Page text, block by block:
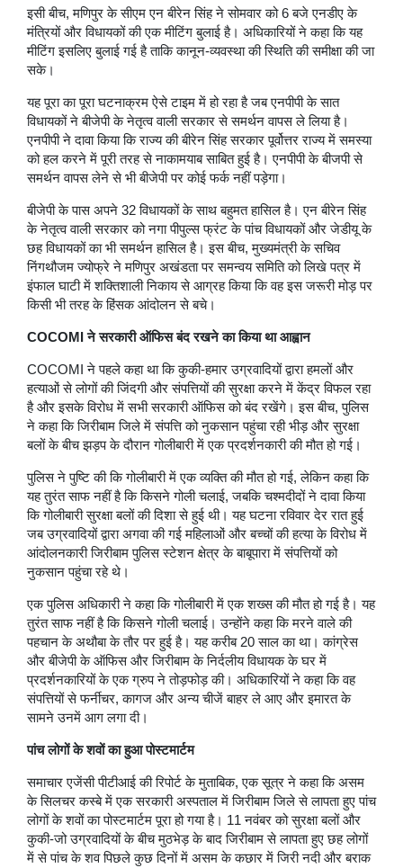
इसी बीच, मणिपुर के सीएम एन बीरेन सिंह ने सोमवार को 6 बजे एनडीए के
मंत्रियों और विधायकों की एक मीटिंग बुलाई है। अधिकारियों ने कहा कि यह
मीटिंग इसलिए बुलाई गई है ताकि कानून-व्यवस्था की स्थिति की समीक्षा की जा
सके।
यह पूरा का पूरा घटनाक्रम ऐसे टाइम में हो रहा है जब एनपीपी के सात
विधायकों ने बीजेपी के नेतृत्व वाली सरकार से समर्थन वापस ले लिया है।
एनपीपी ने दावा किया कि राज्य की बीरेन सिंह सरकार पूर्वोत्तर राज्य में समस्या
को हल करने में पूरी तरह से नाकामयाब साबित हुई है। एनपीपी के बीजपी से
समर्थन वापस लेने से भी बीजेपी पर कोई फर्क नहीं पड़ेगा।
बीजेपी के पास अपने 32 विधायकों के साथ बहुमत हासिल है। एन बीरेन सिंह
के नेतृत्व वाली सरकार को नगा पीपुल्स फ्रंट के पांच विधायकों और जेडीयू के
छह विधायकों का भी समर्थन हासिल है। इस बीच, मुख्यमंत्री के सचिव
निंगथौजम ज्योफ्रे ने मणिपुर अखंडता पर समन्वय समिति को लिखे पत्र में
इंफाल घाटी में शक्तिशाली निकाय से आग्रह किया कि वह इस जरूरी मोड़ पर
किसी भी तरह के हिंसक आंदोलन से बचे।
COCOMI ने सरकारी ऑफिस बंद रखने का किया था आह्वान
COCOMI ने पहले कहा था कि कुकी-हमार उग्रवादियों द्वारा हमलों और
हत्याओं से लोगों की जिंदगी और संपत्तियों की सुरक्षा करने में केंद्र विफल रहा
है और इसके विरोध में सभी सरकारी ऑफिस को बंद रखेंगे। इस बीच, पुलिस
ने कहा कि जिरीबाम जिले में संपत्ति को नुकसान पहुंचा रही भीड़ और सुरक्षा
बलों के बीच झड़प के दौरान गोलीबारी में एक प्रदर्शनकारी की मौत हो गई।
पुलिस ने पुष्टि की कि गोलीबारी में एक व्यक्ति की मौत हो गई, लेकिन कहा कि
यह तुरंत साफ नहीं है कि किसने गोली चलाई, जबकि चश्मदीदों ने दावा किया
कि गोलीबारी सुरक्षा बलों की दिशा से हुई थी। यह घटना रविवार देर रात हुई
जब उग्रवादियों द्वारा अगवा की गई महिलाओं और बच्चों की हत्या के विरोध में
आंदोलनकारी जिरीबाम पुलिस स्टेशन क्षेत्र के बाबूपारा में संपत्तियों को
नुकसान पहुंचा रहे थे।
एक पुलिस अधिकारी ने कहा कि गोलीबारी में एक शख्स की मौत हो गई है। यह
तुरंत साफ नहीं है कि किसने गोली चलाई। उन्होंने कहा कि मरने वाले की
पहचान के अथौबा के तौर पर हुई है। यह करीब 20 साल का था। कांग्रेस
और बीजेपी के ऑफिस और जिरीबाम के निर्दलीय विधायक के घर में
प्रदर्शनकारियों के एक ग्रुप ने तोड़फोड़ की। अधिकारियों ने कहा कि वह
संपत्तियों से फर्नीचर, कागज और अन्य चीजें बाहर ले आए और इमारत के
सामने उनमें आग लगा दी।
पांच लोगों के शवों का हुआ पोस्टमार्टम
समाचार एजेंसी पीटीआई की रिपोर्ट के मुताबिक, एक सूत्र ने कहा कि असम
के सिलचर कस्बे में एक सरकारी अस्पताल में जिरीबाम जिले से लापता हुए पांच
लोगों के शवों का पोस्टमार्टम पूरा हो गया है। 11 नवंबर को सुरक्षा बलों और
कुकी-जो उग्रवादियों के बीच मुठभेड़ के बाद जिरीबाम से लापता हुए छह लोगों
में से पांच के शव पिछले कुछ दिनों में असम के कछार में जिरी नदी और बराक